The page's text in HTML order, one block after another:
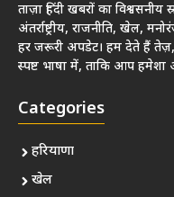
ताज़ा हिंदी खबरों का
अंतर्राष्ट्रीय, राजनीति, खेल,
हर जरूरी अपडेट। हम देते हैं
स्पष्ट भाषा में, ताकि आप हमेशा
Categories
हरियाणा
खेल